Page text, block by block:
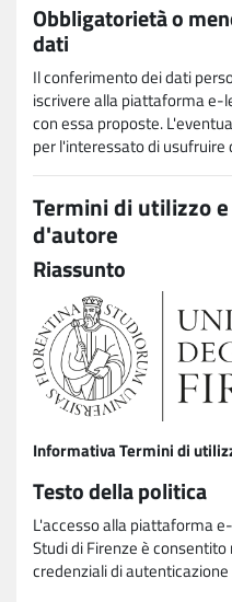
Obbligatorietà o
dati
Il conferimento dei dati
iscrivere alla piattaforma e-
con essa proposte.
per l'interessato di usufruire
Termini di utilizzo
d'autore
Riassunto
Informativa Termini di
Testo della politica
L'accesso alla piattaforma
Studi di Firenze è
credenziali di